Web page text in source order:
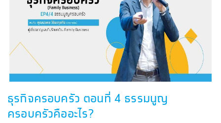
ธุรกิจครอบครัว ตอนที่ 4 ธรรมนูญ
ครอบครัวคืออะไร?